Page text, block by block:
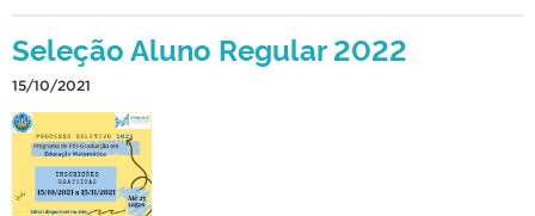
Seleção Aluno Regular 2022
15/10/2021